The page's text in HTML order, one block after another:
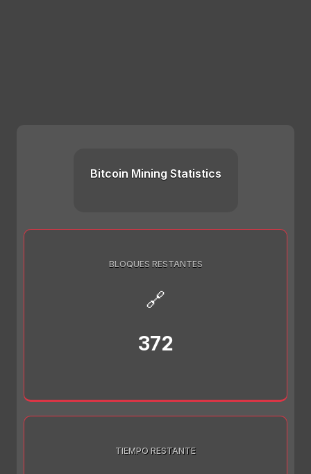
Bitcoin Mining Statistics
BLOQUES RESTANTES
🔗
372
TIEMPO RESTANTE